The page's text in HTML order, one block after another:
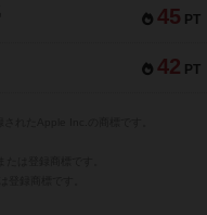
45 PT
42 PT